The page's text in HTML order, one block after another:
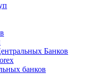
Банков
банков